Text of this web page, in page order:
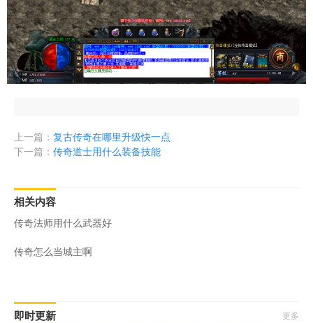
上一篇： 复古传奇在哪里升级快一点
下一篇： 传奇道士用什么装备技能
相关内容
传奇法师用什么武器好
传奇怎么当城主啊
即时更新 更多